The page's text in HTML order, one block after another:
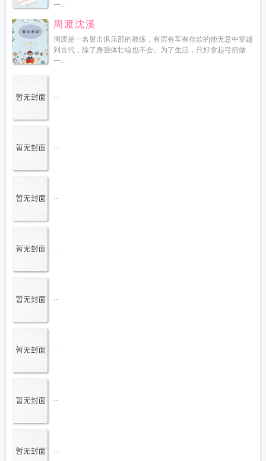
一...
周渡沈溪
周渡是一名射击俱乐部的教练，有房有车有存款的他无意中穿越
到古代，除了身强体壮啥也不会。为了生活，只好拿起弓箭做
一...
...
...
...
...
...
...
...
...